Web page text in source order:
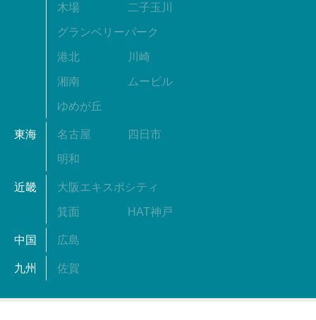
木場 二子玉川
グランベリーパーク
港北 川崎
湘南 ムービル
ゆめが丘
東海 名古屋 四日市
明和
近畿 大阪エキスポシティ
箕面 HAT神戸
中国 広島
九州 佐賀